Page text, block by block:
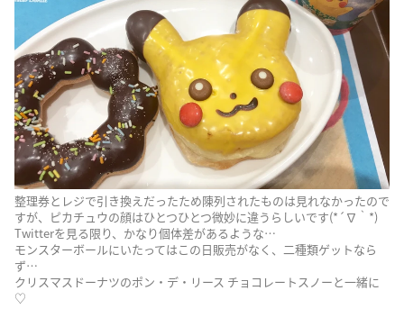
整理券とレジで引き換えだったため陳列されたものは見れなかったので
すが、ピカチュウの顔はひとつひとつ微妙に違うらしいです(*´∇｀*)
Twitterを見る限り、かなり個体差があるような…
モンスターボールにいたってはこの日販売がなく、二種類ゲットなら
ず…
クリスマスドーナツのポン・デ・リース チョコレートスノーと一緒に
♡